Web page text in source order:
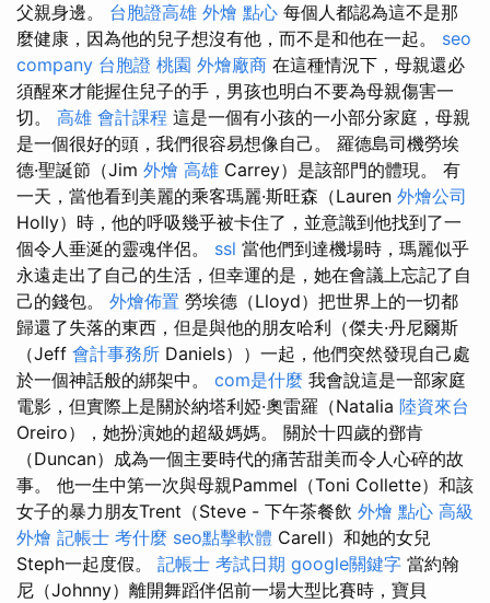
父親身邊。 台胞證高雄 外燴 點心 每個人都認為這不是那
麼健康，因為他的兒子想沒有他，而不是和他在一起。 seo
company 台胞證 桃園 外燴廠商 在這種情況下，母親還必
須醒來才能握住兒子的手，男孩也明白不要為母親傷害一
切。 高雄 會計課程 這是一個有小孩的一小部分家庭，母親
是一個很好的頭，我們很容易想像自己。 羅德島司機勞埃
德·聖誕節（Jim 外燴 高雄 Carrey）是該部門的體現。 有
一天，當他看到美麗的乘客瑪麗·斯旺森（Lauren 外燴公司
Holly）時，他的呼吸幾乎被卡住了，並意識到他找到了一
個令人垂涎的靈魂伴侶。 ssl 當他們到達機場時，瑪麗似乎
永遠走出了自己的生活，但幸運的是，她在會議上忘記了自
己的錢包。 外燴佈置 勞埃德（Lloyd）把世界上的一切都
歸還了失落的東西，但是與他的朋友哈利（傑夫·丹尼爾斯
（Jeff 會計事務所 Daniels））一起，他們突然發現自己處
於一個神話般的綁架中。 com是什麼 我會說這是一部家庭
電影，但實際上是關於納塔利婭·奧雷羅（Natalia 陸資來台
Oreiro），她扮演她的超級媽媽。 關於十四歲的鄧肯
（Duncan）成為一個主要時代的痛苦甜美而令人心碎的故
事。 他一生中第一次與母親Pammel（Toni Collette）和該
女子的暴力朋友Trent（Steve - 下午茶餐飲 外燴 點心 高級
外燴 記帳士 考什麼 seo點擊軟體 Carell）和她的女兒
Steph一起度假。 記帳士 考試日期 google關鍵字 當約翰
尼（Johnny）離開舞蹈伴侶前一場大型比賽時，寶貝